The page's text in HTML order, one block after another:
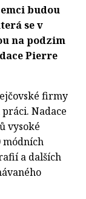
budou
se v
na podzim
Pierre
firmy
Nadace
vysoké
módních
a dalších